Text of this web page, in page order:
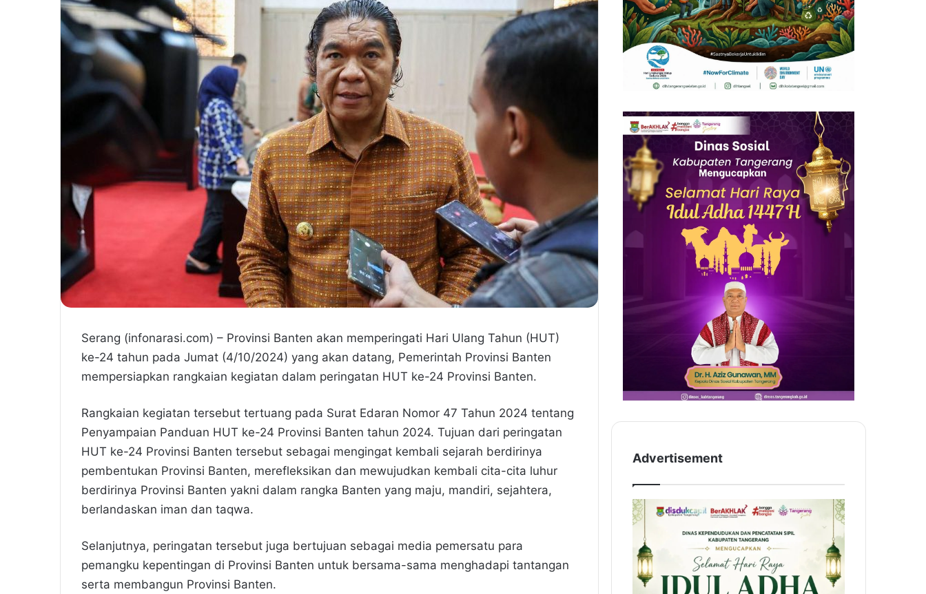
Serang (infonarasi.com) – Provinsi Banten akan memperingati Hari Ulang Tahun (HUT)
ke-24 tahun pada Jumat (4/10/2024) yang akan datang, Pemerintah Provinsi Banten
mempersiapkan rangkaian kegiatan dalam peringatan HUT ke-24 Provinsi Banten.
Rangkaian kegiatan tersebut tertuang pada Surat Edaran Nomor 47 Tahun 2024 tentang
Penyampaian Panduan HUT ke-24 Provinsi Banten tahun 2024. Tujuan dari peringatan
HUT ke-24 Provinsi Banten tersebut sebagai mengingat kembali sejarah berdirinya
pembentukan Provinsi Banten, merefleksikan dan mewujudkan kembali cita-cita luhur
berdirinya Provinsi Banten yakni dalam rangka Banten yang maju, mandiri, sejahtera,
berlandaskan iman dan taqwa.
Selanjutnya, peringatan tersebut juga bertujuan sebagai media pemersatu para
pemangku kepentingan di Provinsi Banten untuk bersama-sama menghadapi tantangan
serta membangun Provinsi Banten.
Advertisement